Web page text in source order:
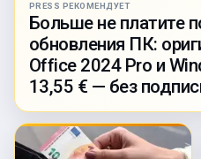
PRESS РЕКОМЕНДУЕТ
Больше не платите
обновления ПК:
Office 2024 Pro и
13,55 € — без